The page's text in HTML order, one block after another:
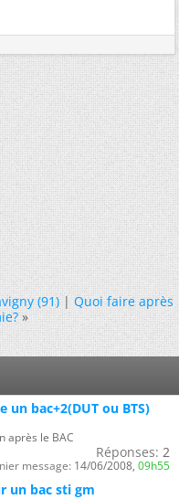
(91)|Quoi faire après
»
un bac+2(DUT ou BTS)
après le BAC
Réponses: 2
message: 14/06/2008, 09h55
un bac sti gm